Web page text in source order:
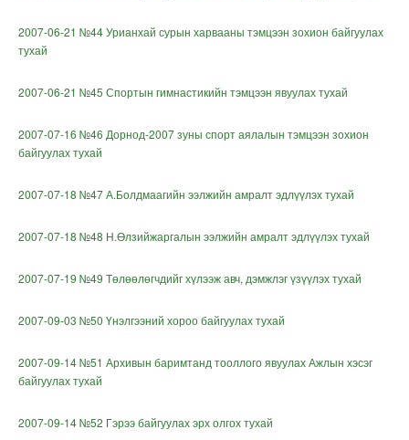
2007-06-21 №44 Урианхай сурын харвааны тэмцээн зохион байгуулах
тухай
2007-06-21 №45 Спортын гимнастикийн тэмцээн явуулах тухай
2007-07-16 №46 Дорнод-2007 зуны спорт аялалын тэмцээн зохион
байгуулах тухай
2007-07-18 №47 А.Болдмаагийн ээлжийн амралт эдлүүлэх тухай
2007-07-18 №48 Н.Өлзийжаргалын ээлжийн амралт эдлүүлэх тухай
2007-07-19 №49 Төлөөлөгчдийг хүлээж авч, дэмжлэг үзүүлэх тухай
2007-09-03 №50 Үнэлгээний хороо байгуулах тухай
2007-09-14 №51 Архивын баримтанд тооллого явуулах Ажлын хэсэг
байгуулах тухай
2007-09-14 №52 Гэрээ байгуулах эрх олгох тухай